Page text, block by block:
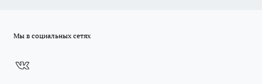
Мы в социальных сетях